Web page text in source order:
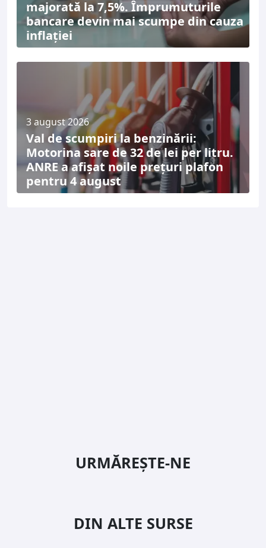
majorată la 7,5%. Împrumuturile
bancare devin mai scumpe din cauza
inflației
3 august 2026
Val de scumpiri la benzinării:
Motorina sare de 32 de lei per litru.
ANRE a afișat noile prețuri plafon
pentru 4 august
URMĂREȘTE-NE
DIN ALTE SURSE